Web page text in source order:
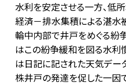
水利を安定させる一方、低
経済－排水集積による湛水
輪中内部で井戸をめぐる紛
はこの紛争緩和を図る水利
は日記に記された天気デー
株井戸の発達を促した一因